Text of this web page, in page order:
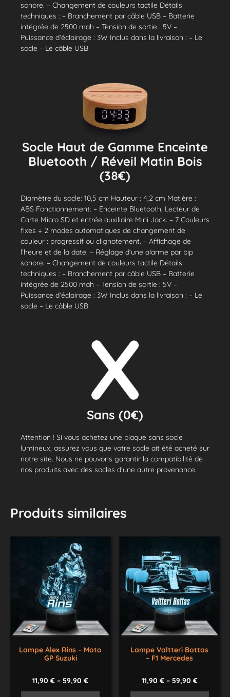
sonore. – Changement de couleurs tactile Détails
techniques : – Branchement par câble USB – Batterie
intégrée de 2500 mah – Tension de sortie : 5V –
Puissance d’éclairage : 3W Inclus dans la livraison : – Le
socle – Le câble USB
Socle Haut de Gamme Enceinte
Bluetooth / Réveil Matin Bois
(38€)
Diamètre du socle: 10,5 cm Hauteur : 4,2 cm Matière :
ABS Fonctionnement: – Enceinte Bluetooth, Lecteur de
Carte Micro SD et entrée auxiliaire Mini Jack. – 7 Couleurs
fixes + 2 modes automatiques de changement de
couleur : progressif ou clignotement. – Affichage de
l’heure et de la date. – Réglage d’une alarme par bip
sonore. – Changement de couleurs tactile Détails
techniques : – Branchement par câble USB – Batterie
intégrée de 2500 mah – Tension de sortie : 5V –
Puissance d’éclairage : 3W Inclus dans la livraison : – Le
socle – Le câble USB
Sans (0€)
Attention ! Si vous achetez une plaque sans socle
lumineux, assurez vous que votre socle ait été acheté sur
notre site. Nous ne pouvons garantir la compatibilité de
nos produits avec des socles d'une autre provenance.
Produits similaires
Lampe Alex Rins – Moto
GP Suzuki
11,90€ –59,90€
Lampe Valtteri Bottas
– F1 Mercedes
11,90 €– 59,90 €